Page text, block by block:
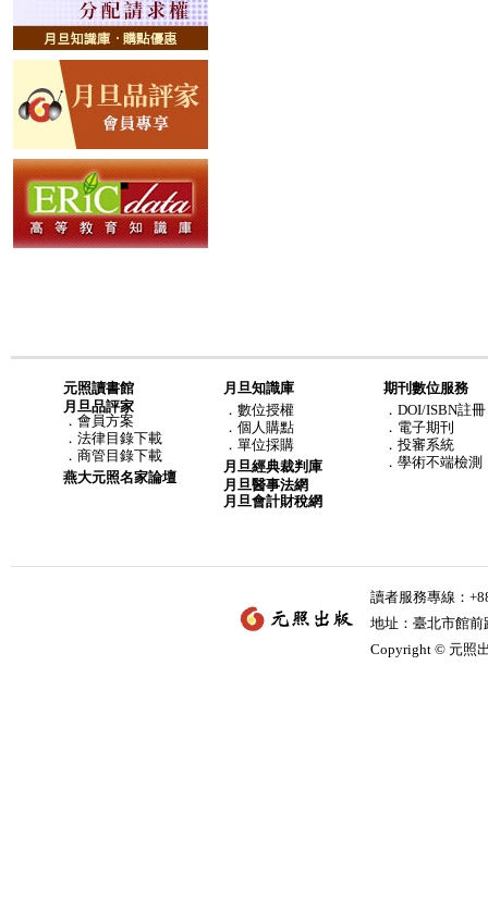
元照讀書館
月旦品評家
． 會員方案
． 法律目錄下載
． 商管目錄下載
燕大元照名家論壇
月旦知識庫
． 數位授權
． 個人購點
． 單位採購
月旦經典裁判庫
月旦醫事法網
月旦會計財稅網
期刊數位服務
．DOI/ISBN註冊
．電子期刊
．投審系統
．學術不端檢測
讀者服務專線：
地址：臺北市館
Copyright © 元照